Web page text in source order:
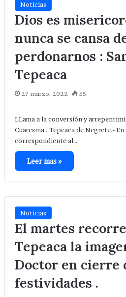
Noticias
Dios es
nunca se cansa
perdonarnos :
Tepeaca
27 marzo, 2022 55
LLama a la conversión y
Cuaresma . Tepeaca de Negrete.-
correspondiente al…
Leer mas »
Noticias
El martes
Tepeaca la
Doctor en cierre
festividades .